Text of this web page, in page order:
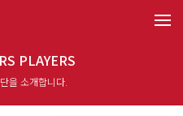
PLAYERS
을 소개합니다.